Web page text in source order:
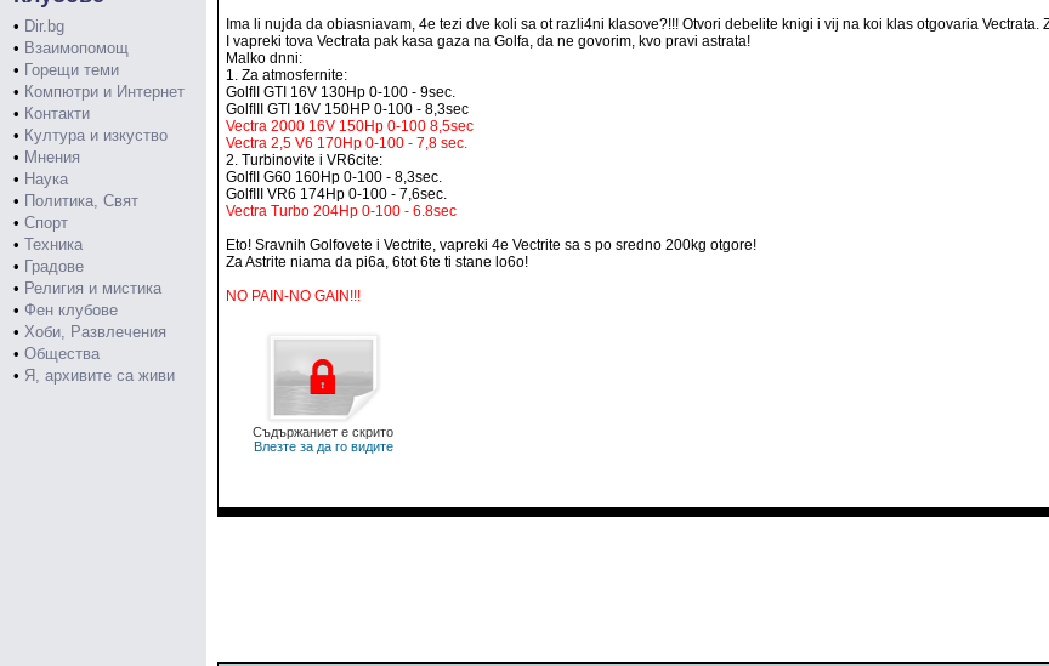
• Dir.bg
• Взаимопомощ
• Горещи теми
• Компютри и Интернет
• Контакти
• Култура и изкуство
• Мнения
• Наука
• Политика, Свят
• Спорт
• Техника
• Градове
• Религия и мистика
• Фен клубове
• Хоби, Развлечения
• Общества
• Я, архивите са живи
Ima li nujda da obiasniavam, 4e tezi dve koli sa ot razli4ni klasove?!!! Otvori debelite knigi i vij na koi klas otgovaria Vectrata.
I vapreki tova Vectrata pak kasa gaza na Golfa, da ne govorim, kvo pravi astrata!
Malko dnni:
1. Za atmosfernite:
GolfII GTI 16V 130Hp 0-100 - 9sec.
GolfIII GTI 16V 150HP 0-100 - 8,3sec
Vectra 2000 16V 150Hp 0-100 8,5sec
Vectra 2,5 V6 170Hp 0-100 - 7,8 sec.
2. Turbinovite i VR6cite:
GolfII G60 160Hp 0-100 - 8,3sec.
GolfIII VR6 174Hp 0-100 - 7,6sec.
Vectra Turbo 204Hp 0-100 - 6.8sec
Eto! Sravnih Golfovete i Vectrite, vapreki 4e Vectrite sa s po sredno 200kg otgore!
Za Astrite niama da pi6a, 6tot 6te ti stane lo6o!
NO PAIN-NO GAIN!!!
Съдържаниет е скрито
Влезте за да го видите